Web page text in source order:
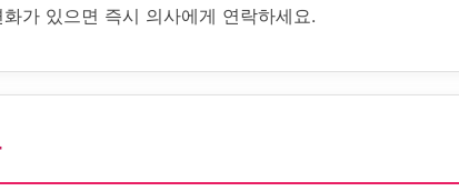
가 있으면 즉시 의사에게 연락하세요.